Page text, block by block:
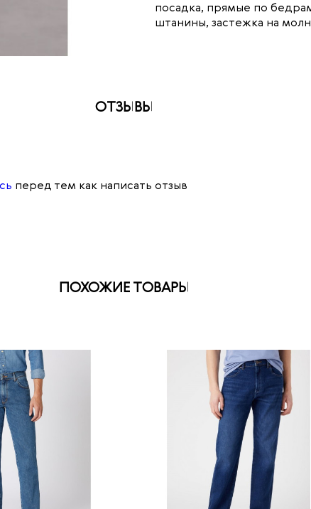
посадка, прямые по
штанины, застежка на
ОТЗЫВЫ
перед тем как написать отзыв
ПОХОЖИЕ ТОВАРЫ